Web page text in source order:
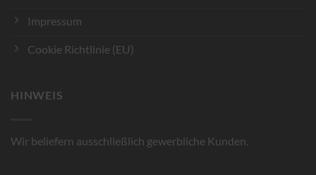
Impressum
Cookie Richtlinie (EU)
HINWEIS
Wir beliefern ausschließlich gewerbliche Kunden.